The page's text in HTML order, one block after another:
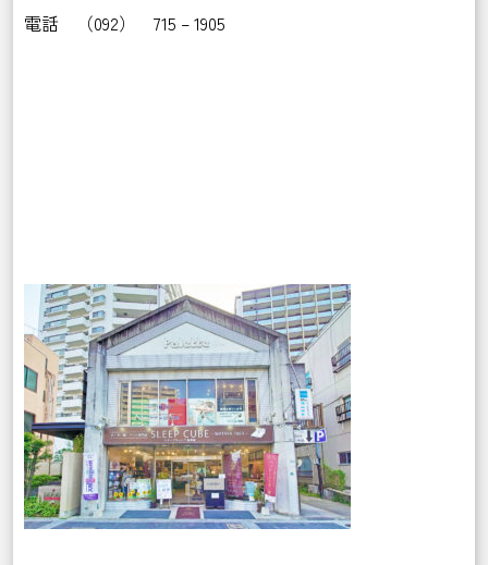
電話 （092） 715 – 1905